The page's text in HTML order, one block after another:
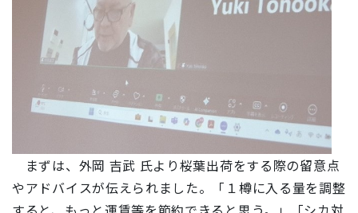
まずは、外岡 吉武 氏より桜葉出荷をする際の留意点
やアドバイスが伝えられました。「１樽に入る量を調整